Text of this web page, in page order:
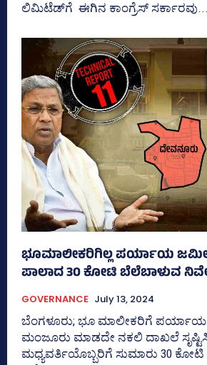
ಲಿಮಿಟೆಡ್‌ಗೆ ಈಗಿನ ಕಾಂಗ್ರೆಸ್‌ ಸರ್ಕಾರವು...
ಭೂಮಾಲೀಕರಿಗಿಲ್ಲ ಪರ್ಯಾಯ
ಪಾಲಾದ 30 ಕೋಟಿ ಬೆಲೆಬಾಳುವ
GOVERNANCE July 13, 2024
ಬೆಂಗಳೂರು; ಭೂ ಮಾಲೀಕರಿಗೆ
ಮಂಜೂರು ಮಾಡದೇ ನಕಲಿ ದಾಖಲೆ
ಮಧ್ಯವರ್ತಿಯೊಬ್ಬರಿಗೆ ಸುಮಾರು 30